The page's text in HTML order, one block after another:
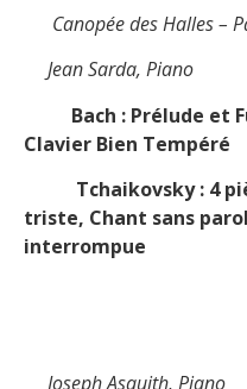
Canopée des Halles –
Jean Sarda, Piano
Bach : Prélude et
Clavier Bien Tempéré
Tchaikovsky : 4
triste, Chant sans
interrompue
Joseph Asquith, Piano